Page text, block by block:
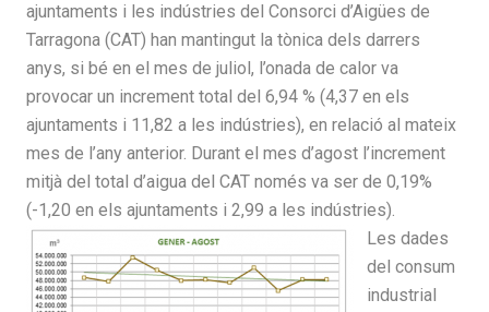
ajuntaments i les indústries del Consorci d’Aigües de
Tarragona (CAT) han mantingut la tònica dels darrers
anys, si bé en el mes de juliol, l’onada de calor va
provocar un increment total del 6,94 % (4,37 en els
ajuntaments i 11,82 a les indústries), en relació al mateix
mes de l’any anterior. Durant el mes d’agost l’increment
mitjà del total d’aigua del CAT només va ser de 0,19%
(-1,20 en els ajuntaments i 2,99 a les indústries).
Les dades
del consum
industrial